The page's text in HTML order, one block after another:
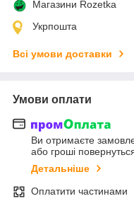
Магазини Rozetka
Укрпошта
Всі умови доставки
Умови оплати
Ви отримаєте
або гроші
Детальніше
Оплатити частинами